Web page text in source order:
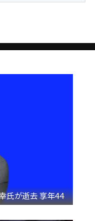
氏が逝去 享年44